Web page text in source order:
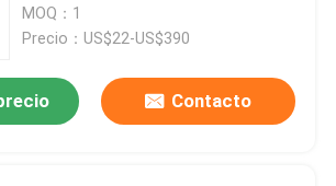
reforzado
MOQ：1
Precio：US$22-US$390
Contacto